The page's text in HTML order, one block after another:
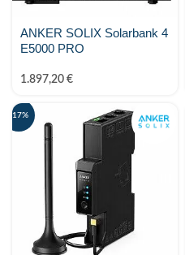
ANKER SOLIX Solarbank 4
E5000 PRO
1.897,20 €
-17%